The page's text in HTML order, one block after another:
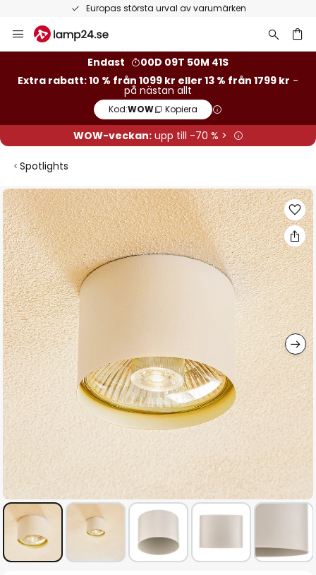
Europas största urval av varumärken
Hoppa
till
Endast
00D 09T 50M 40S
Extra rabatt: 10 % från 1099 kr eller 13 % från 1799 kr -
på nästan allt
Kod:WOW Kopiera
WOW-veckan:upp till -70 % >
Spotlights
Hoppa
till
slutet
av
bildgalleriet